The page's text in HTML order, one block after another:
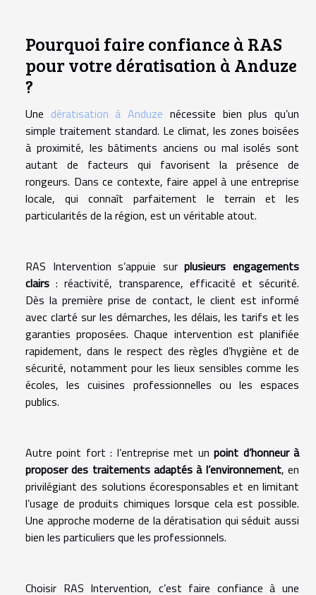
Pourquoi faire confiance à RAS
pour votre dératisation à Anduze
?
Une dératisation à Anduze nécessite bien plus qu’un
simple traitement standard. Le climat, les zones boisées
à proximité, les bâtiments anciens ou mal isolés sont
autant de facteurs qui favorisent la présence de
rongeurs. Dans ce contexte, faire appel à une entreprise
locale, qui connaît parfaitement le terrain et les
particularités de la région, est un véritable atout.
RAS Intervention s’appuie surplusieurs engagements
clairs : réactivité, transparence, efficacité et sécurité.
Dès la première prise de contact, le client est informé
avec clarté sur les démarches, les délais, les tarifs et les
garanties proposées. Chaque intervention est planifiée
rapidement, dans le respect des règles d’hygiène et de
sécurité, notamment pour les lieux sensibles comme les
écoles, les cuisines professionnelles ou les espaces
publics.
Autre point fort : l’entreprise met unpoint d’honneur à
proposer des traitements adaptés à l’environnement, en
privilégiant des solutions écoresponsables et en limitant
l’usage de produits chimiques lorsque cela est possible.
Une approche moderne de la dératisation qui séduit aussi
bien les particuliers que les professionnels.
Choisir RAS Intervention, c’est faire confiance à une